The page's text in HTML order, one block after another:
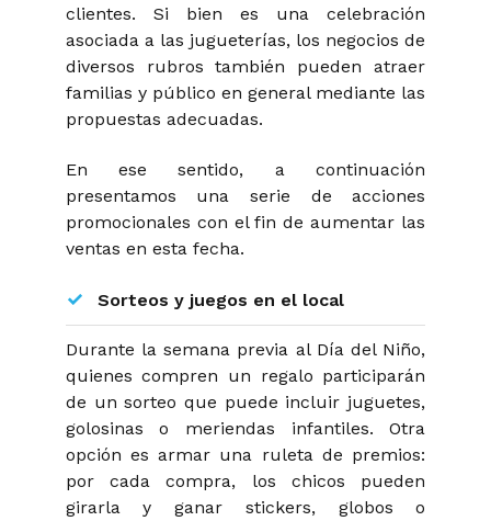
clientes. Si bien es una celebración
asociada a las jugueterías, los negocios de
diversos rubros también pueden atraer
familias y público en general mediante las
propuestas adecuadas.
En ese sentido, a continuación
presentamos una serie de acciones
promocionales con el fin de aumentar las
ventas en esta fecha.
Sorteos y juegos en el local
Durante la semana previa al Día del Niño,
quienes compren un regalo participarán
de un sorteo que puede incluir juguetes,
golosinas o meriendas infantiles. Otra
opción es armar una ruleta de premios:
por cada compra, los chicos pueden
girarla y ganar stickers, globos o